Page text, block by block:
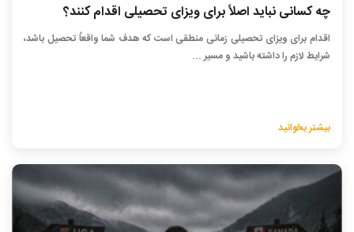
چه کسانی نباید اصلاً برای ویزای تحصیلی اقدام کنند؟
اقدام برای ویزای تحصیلی زمانی منطقی است که هدف شما واقعاً تحصیل باشد،
شرایط لازم را داشته باشید و مسیر ...
بیشتر بخوانید